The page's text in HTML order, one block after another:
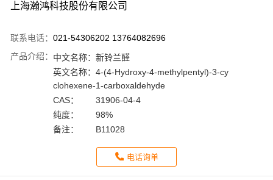
上海瀚鸿科技股份有限公司
联系电话： 021-54306202 13764082696
产品介绍： 中文名称： 新铃兰醛
英文名称： 4-(4-Hydroxy-4-methylpentyl)-3-cy
clohexene-1-carboxaldehyde
CAS：
31906-04-4
纯度：
98%
备注：
B11028
电话询单